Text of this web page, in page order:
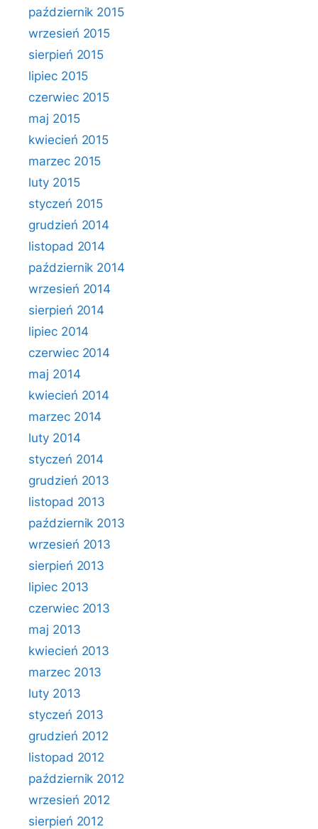
październik 2015
wrzesień 2015
sierpień 2015
lipiec 2015
czerwiec 2015
maj 2015
kwiecień 2015
marzec 2015
luty 2015
styczeń 2015
grudzień 2014
listopad 2014
październik 2014
wrzesień 2014
sierpień 2014
lipiec 2014
czerwiec 2014
maj 2014
kwiecień 2014
marzec 2014
luty 2014
styczeń 2014
grudzień 2013
listopad 2013
październik 2013
wrzesień 2013
sierpień 2013
lipiec 2013
czerwiec 2013
maj 2013
kwiecień 2013
marzec 2013
luty 2013
styczeń 2013
grudzień 2012
listopad 2012
październik 2012
wrzesień 2012
sierpień 2012